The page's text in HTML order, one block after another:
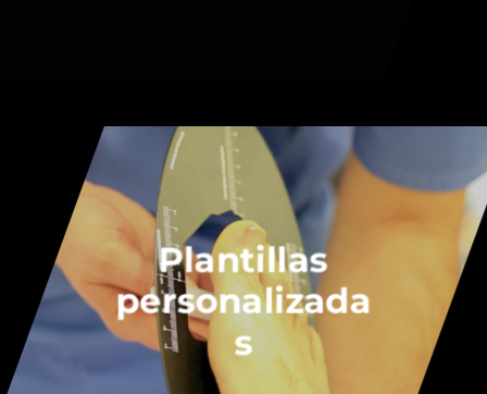
Plantillas
personalizada
s